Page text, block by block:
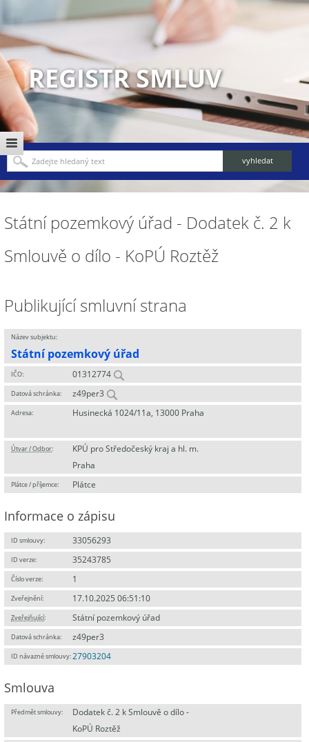
REGISTR SMLUV
Státní pozemkový úřad - Dodatek č. 2 k
Smlouvě o dílo - KoPÚ Roztěž
Publikující smluvní strana
Název subjektu:
Státní pozemkový úřad
IČO: 01312774
Datová schránka: z49per3
Adresa: Husinecká 1024/11a, 13000 Praha
Útvar / Odbor:
KPÚ pro Středočeský kraj a hl. m.
Praha
Plátce / příjemce: Plátce
Informace o zápisu
ID smlouvy: 33056293
ID verze: 35243785
Číslo verze: 1
Zveřejnění: 17.10.2025 06:51:10
Zveřejňující: Státní pozemkový úřad
Datová schránka: z49per3
ID návazné smlouvy:27903204
Smlouva
Předmět smlouvy:
Dodatek č. 2 k Smlouvě o dílo -
KoPÚ Roztěž